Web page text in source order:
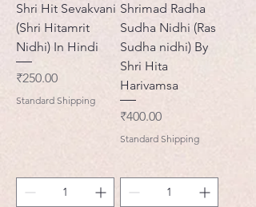
Shri Hit Sevakvani
(Shri Hitamrit
Nidhi) In Hindi
मूल्य
₹250.00
Standard Shipping
Shrimad Radha
Sudha Nidhi (Ras
Sudha nidhi) By
Shri Hita
Harivamsa
मूल्य
₹400.00
Standard Shipping